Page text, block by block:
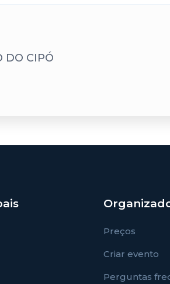
DO CIPÓ
Preços
Criar evento
Perguntas